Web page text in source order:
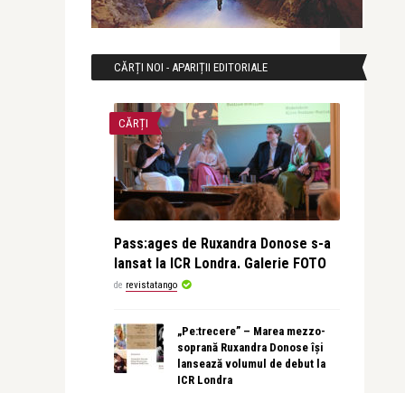
CĂRȚI NOI - APARIȚII EDITORIALE
CĂRȚI
Pass:ages de Ruxandra Donose s-a
lansat la ICR Londra. Galerie FOTO
de revistatango
„Pe:trecere” – Marea mezzo-
soprană Ruxandra Donose își
lansează volumul de debut la
ICR Londra